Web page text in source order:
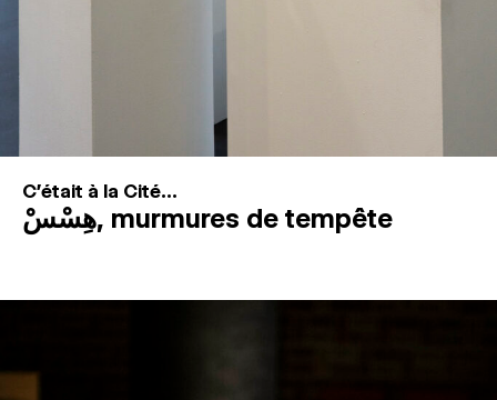
C'était à la Cité...
هِسْسْ, murmures de tempête